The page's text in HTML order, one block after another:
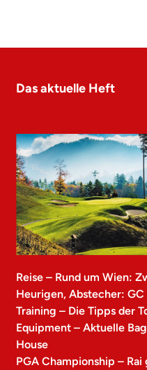
Das aktuelle Heft
Reise – Rund um Wien:
Heurigen, Abstecher:
Training – Die Tipps der
Equipment – Aktuelle
House
PGA Championship –